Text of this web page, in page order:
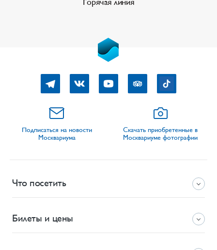
Подписаться на новости
Москвариума
Скачать приобретенные в
Москвариуме фотографии
Что посетить
Билеты и цены